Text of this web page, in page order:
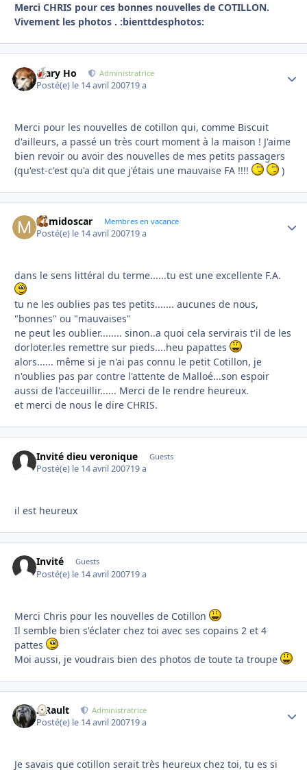
Merci CHRIS pour ces bonnes nouvelles de COTILLON.
Vivement les photos . :bienttdesphotos:
Mary Ho Administratrice
Posté(e) le 14 avril 200719 a
Merci pour les nouvelles de cotillon qui, comme Biscuit
d'ailleurs, a passé un très court moment à la maison ! J'aime
bien revoir ou avoir des nouvelles de mes petits passagers
(qu'est-c'est qu'a dit que j'étais une mauvaise FA !!!!
)
mimidoscar Membres en vacance
Posté(e) le 14 avril 200719 a
dans le sens littéral du terme......tu est une excellente F.A.
tu ne les oublies pas tes petits....... aucunes de nous,
"bonnes" ou "mauvaises"
ne peut les oublier........ sinon..a quoi cela servirais t'il de les
dorloter.les remettre sur pieds....heu papattes
alors...... même si je n'ai pas connu le petit Cotillon, je
n'oublies pas par contre l'attente de Malloé...son espoir
aussi de l'acceuillir...... Merci de le rendre heureux.
et merci de nous le dire CHRIS.
Invité dieu veronique Guests
Posté(e) le 14 avril 200719 a
il est heureux
Invité Guests
Posté(e) le 14 avril 200719 a
Merci Chris pour les nouvelles de Cotillon
Il semble bien s'éclater chez toi avec ses copains 2 et 4
pattes
Moi aussi, je voudrais bien des photos de toute ta troupe
S.Rault Administratrice
Posté(e) le 14 avril 200719 a
Je savais que cotillon serait très heureux chez toi, tu es si